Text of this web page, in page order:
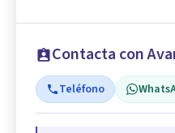
Contacta con
Teléfono